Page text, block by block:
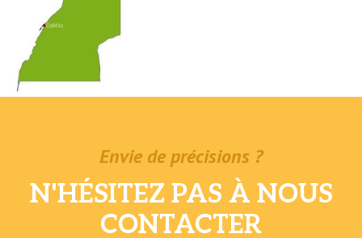
Envie de précisions ?
N'HÉSITEZ PAS À NOUS
CONTACTER